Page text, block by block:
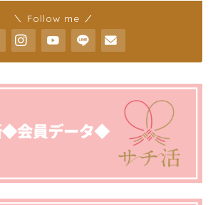
＼ Follow me ／